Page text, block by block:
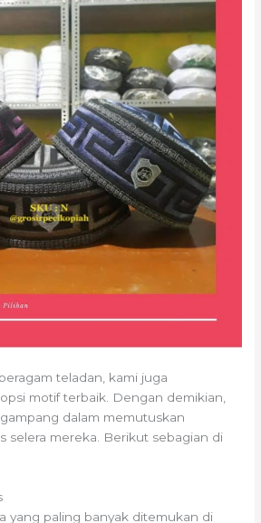
teladan, kami juga
motif terbaik. Dengan demikian,
dalam memutuskan
selera mereka. Berikut sebagian di
yang paling banyak ditemukan di